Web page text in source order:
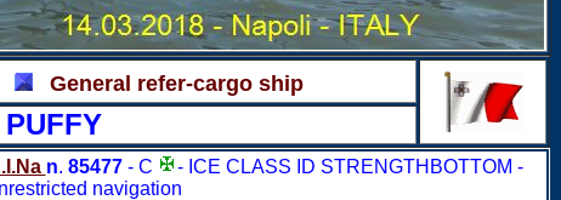
General refer-cargo ship
PUFFY
n. 85477- C
- ICE CLASS ID STRENGTHBOTTOM -
navigation